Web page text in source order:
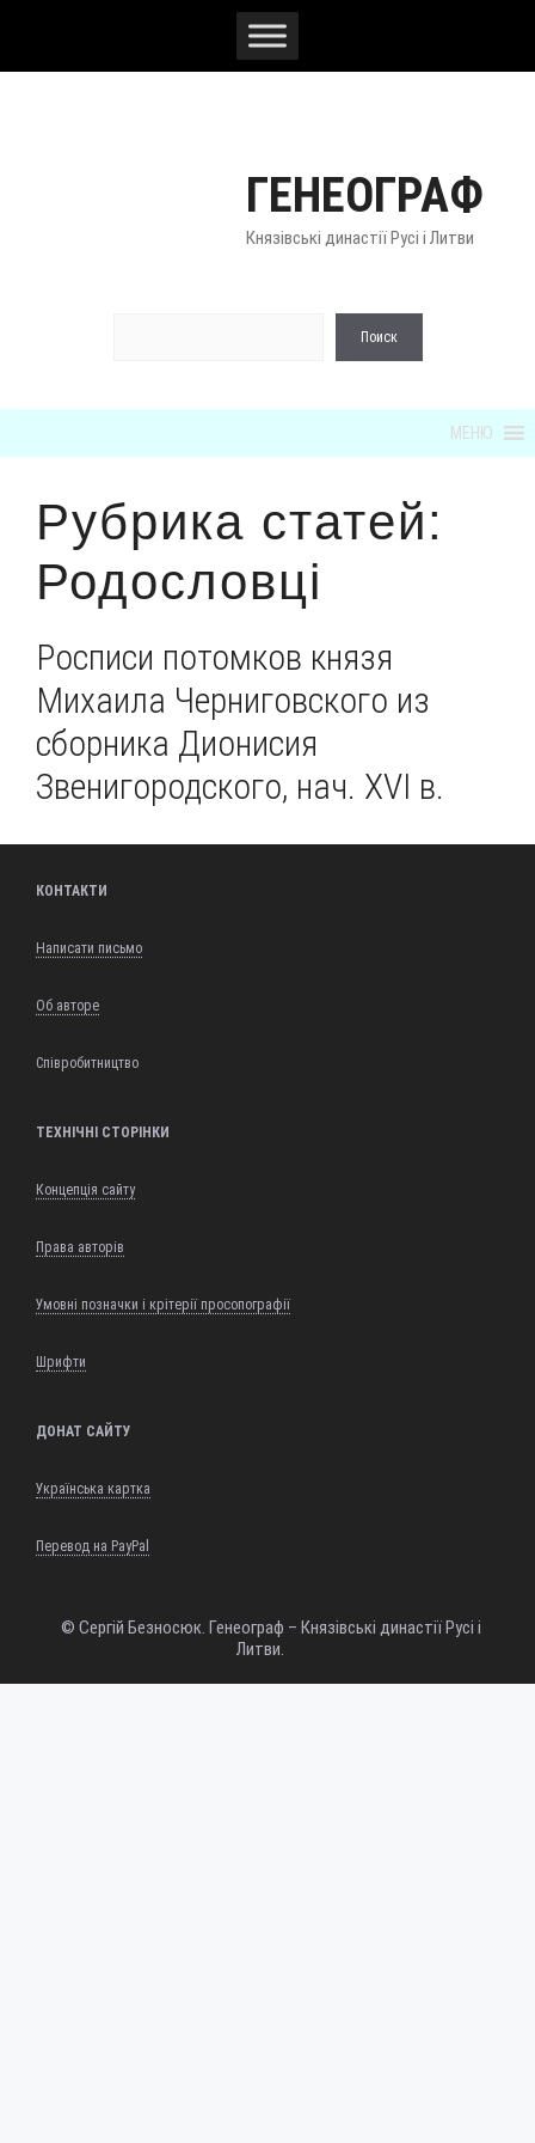
ГЕНЕОГРАФ
Князівські династії Русі і Литви
Поиск
МЕНЮ
Рубрика статей:
Родословці
Росписи потомков князя
Михаила Черниговского из
сборника Дионисия
Звенигородского, нач. ХVI в.
КОНТАКТИ
Написати письмо
Об авторе
Співробитництво
ТЕХНІЧНІ СТОРІНКИ
Концепція сайту
Права авторів
Умовні позначки і крітерії просопографії
Шрифти
ДОНАТ САЙТУ
Українська картка
Перевод на PayPal
© Сергій Безносюк. Генеограф – Князівські династії Русі і
Литви.